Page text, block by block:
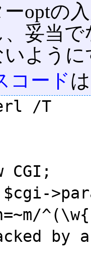
optの
妥当
ように
コード
/T
CGI;
$cgi-